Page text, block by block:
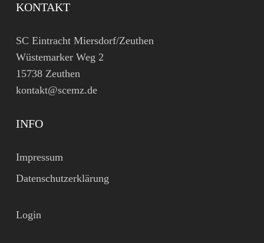
KONTAKT
SC Eintracht Miersdorf/Zeuthen
Wüstemarker Weg 2
15738 Zeuthen
kontakt@scemz.de
INFO
Impressum
Datenschutzerklärung
Login